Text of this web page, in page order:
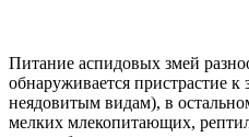
Питание аспидовых змей
обнаруживается пристрастие
неядовитым видам), в
мелких млекопитающих,